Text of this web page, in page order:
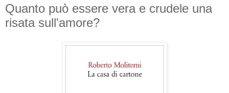
Quanto può essere vera e crudele una
risata sull'amore?